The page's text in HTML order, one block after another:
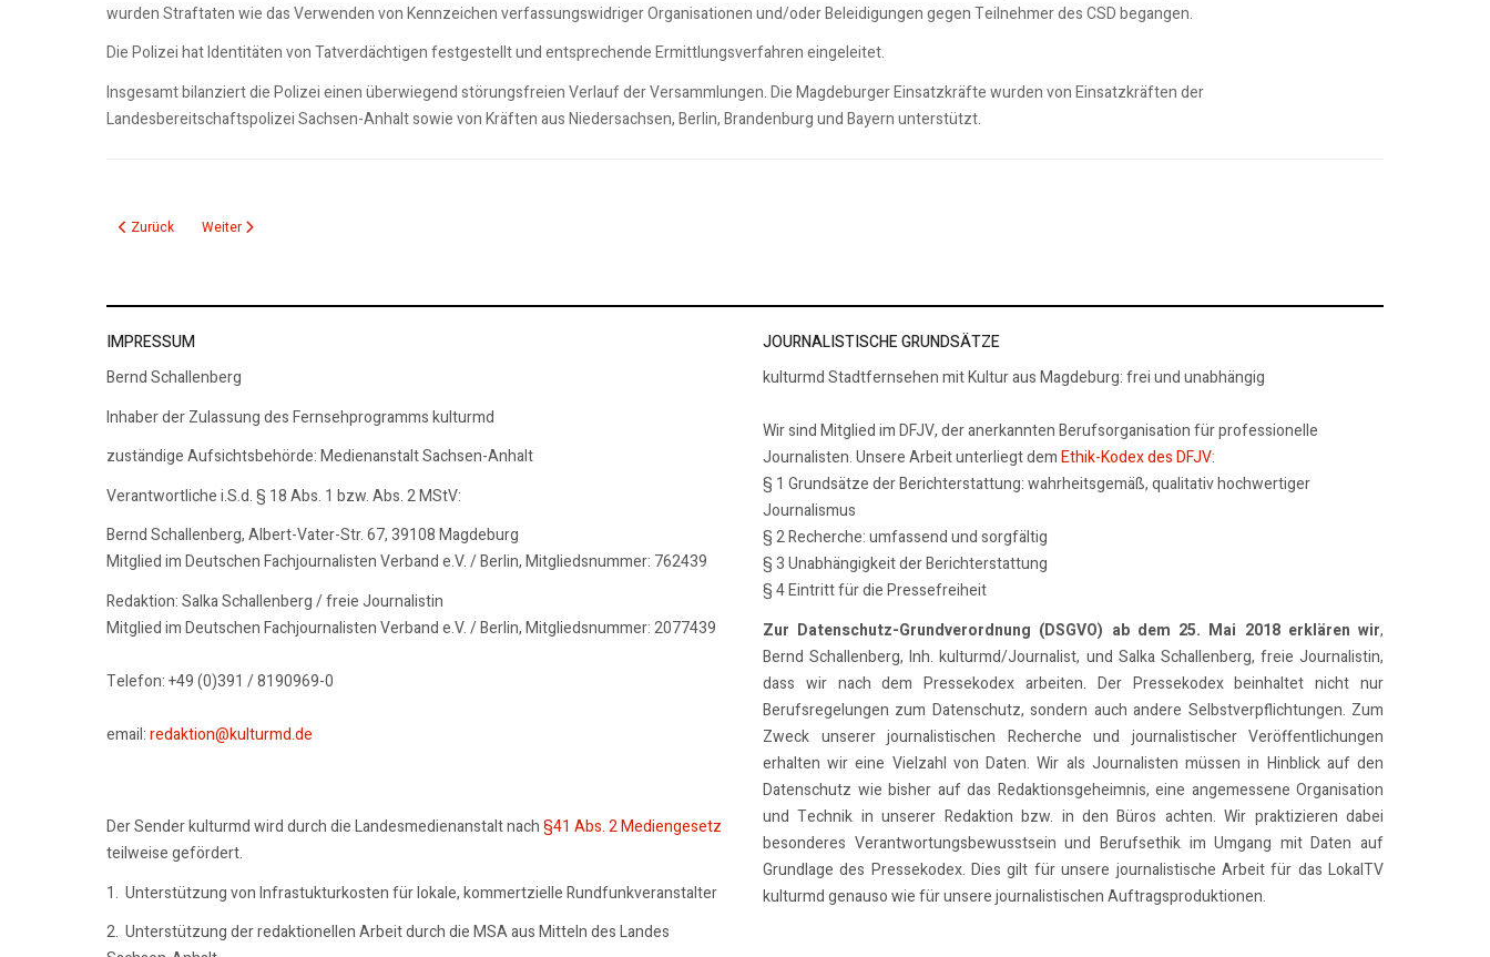
wurden Straftaten wie das Verwenden von Kennzeichen verfassungswidriger Organisationen und/oder Beleidigungen gegen Teilnehmer des CSD begangen.
Die Polizei hat Identitäten von Tatverdächtigen festgestellt und entsprechende Ermittlungsverfahren eingeleitet.
Insgesamt bilanziert die Polizei einen überwiegend störungsfreien Verlauf der Versammlungen. Die Magdeburger Einsatzkräfte wurden von Einsatzkräften der
Landesbereitschaftspolizei Sachsen-Anhalt sowie von Kräften aus Niedersachsen, Berlin, Brandenburg und Bayern unterstützt.
Vorheriger Beitrag: 04.09.24_kmd_Polizeiticker
Zurück Nächster Beitrag: 26.08.24: kmd Polizeiticker
Weiter
IMPRESSUM
Bernd Schallenberg
Inhaber der Zulassung des Fernsehprogramms kulturmd
zuständige Aufsichtsbehörde: Medienanstalt Sachsen-Anhalt
Verantwortliche i.S.d. § 18 Abs. 1 bzw. Abs. 2 MStV:
Bernd Schallenberg, Albert-Vater-Str. 67, 39108 Magdeburg
Mitglied im Deutschen Fachjournalisten Verband e.V. / Berlin, Mitgliedsnummer: 762439
Redaktion: Salka Schallenberg / freie Journalistin
Mitglied im Deutschen Fachjournalisten Verband e.V. / Berlin, Mitgliedsnummer: 2077439
Telefon: +49 (0)391 / 8190969-0
email:redaktion@kulturmd.de
Der Sender kulturmd wird durch die Landesmedienanstalt nach§41 Abs. 2 Mediengesetz
teilweise gefördert.
1. Unterstützung von Infrastukturkosten für lokale, kommertzielle Rundfunkveranstalter
2. Unterstützung der redaktionellen Arbeit durch die MSA aus Mitteln des Landes
JOURNALISTISCHE GRUNDSÄTZE
kulturmd Stadtfernsehen mit Kultur aus Magdeburg: frei und unabhängig
Wir sind Mitglied im DFJV, der anerkannten Berufsorganisation für professionelle
Journalisten. Unsere Arbeit unterliegt demEthik-Kodex des DFJV:
§ 1 Grundsätze der Berichterstattung: wahrheitsgemäß, qualitativ hochwertiger
Journalismus
§ 2 Recherche: umfassend und sorgfältig
§ 3 Unabhängigkeit der Berichterstattung
§ 4 Eintritt für die Pressefreiheit
Zur Datenschutz-Grundverordnung (DSGVO) ab dem 25. Mai 2018 erklären wir,
Bernd Schallenberg, Inh. kulturmd/Journalist, und Salka Schallenberg, freie Journalistin,
dass wir nach dem Pressekodex arbeiten. Der Pressekodex beinhaltet nicht nur
Berufsregelungen zum Datenschutz, sondern auch andere Selbstverpflichtungen. Zum
Zweck unserer journalistischen Recherche und journalistischer Veröffentlichungen
erhalten wir eine Vielzahl von Daten. Wir als Journalisten müssen in Hinblick auf den
Datenschutz wie bisher auf das Redaktionsgeheimnis, eine angemessene Organisation
und Technik in unserer Redaktion bzw. in den Büros achten. Wir praktizieren dabei
besonderes Verantwortungsbewusstsein und Berufsethik im Umgang mit Daten auf
Grundlage des Pressekodex. Dies gilt für unsere journalistische Arbeit für das LokalTV
kulturmd genauso wie für unsere journalistischen Auftragsproduktionen.